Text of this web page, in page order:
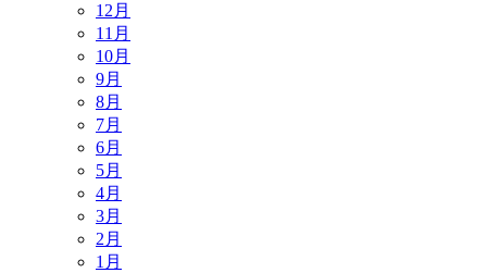
12月
11月
10月
9月
8月
7月
6月
5月
4月
3月
2月
1月